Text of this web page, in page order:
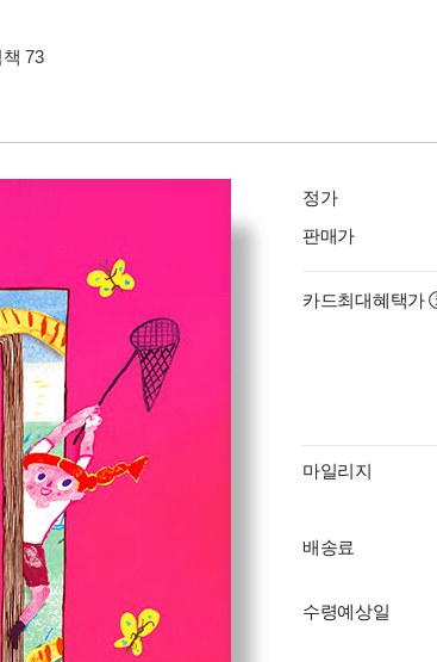
73
정가
판매가
카드최대혜택가
마일리지
배송료
수령예상일